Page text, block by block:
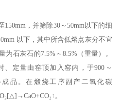
，并筛除30～50mm以下的细
以下，其中所含低熔点灰分不宜
石灰石的7.5%～8.5%（重量）。
、定量由窑顶加入窑内，于900～
品。在煅烧工序副产二氧化碳
。